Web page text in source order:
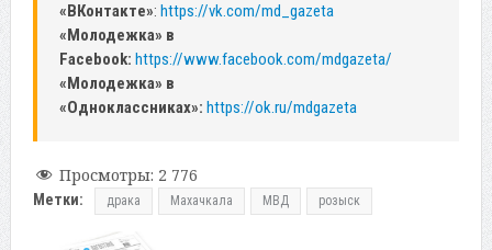
«ВКонтакте»: https://vk.com/md_gazeta
«Молодежка» в
Facebook: https://www.facebook.com/mdgazeta/
«Молодежка» в
«Одноклассниках»: https://ok.ru/mdgazeta
Просмотры: 2 776
Метки: драка Махачкала МВД розыск